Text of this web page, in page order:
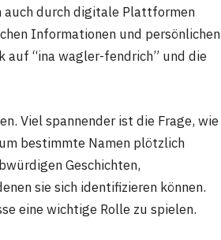
auch durch digitale Plattformen
Informationen und persönlichen
auf “ina wagler-fendrich” und die
Viel spannender ist die Frage, wie
bestimmte Namen plötzlich
Geschichten,
sie sich identifizieren können.
eine wichtige Rolle zu spielen.